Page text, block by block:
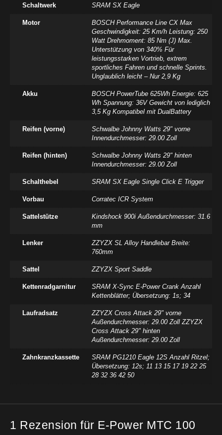
Schaltwerk SRAM SX Eagle
Motor
BOSCH Performance Line CX Max
Geschwindigkeit: 25 Km/h Leistung: 250
Watt Drehmoment: 85 Nm (J) Max.
Unterstützung von 340% Für
leistungsstarken Vortrieb, extrem
sportliches Fahren und schnelle Sprints.
Unglaublich leicht – Nur 2,9 Kg
Akku
BOSCH PowerTube 625Wh Energie: 625
Wh Spannung: 36V Gewicht von lediglich
3,5 Kg Kompatibel mit DualBattery
Reifen (vorne)
Schwalbe Johnny Watts 29" vorne
Innendurchmesser: 29.00 Zoll
Reifen (hinten)
Schwalbe Johnny Watts 29" hinten
Innendurchmesser: 29.00 Zoll
Schalthebel SRAM SX Eagle Single Click E Trigger
Vorbau Corratec ICR System
Sattelstütze
Kindshock 900i Außendurchmesser: 31.6
mm
Lenker
ZZYZX SL Alloy Handlebar Breite:
760mm
Sattel ZZYZX Sport Saddle
Kettenradgarnitur
SRAM X-Sync E-Power Crank Anzahl
Kettenblätter; Übersetzung: 1s; 34
Laufradsatz
ZZYZX Cross Attack 29" vorne
Außendurchmesser: 29.00 Zoll ZZYZX
Cross Attack 29" hinten
Außendurchmesser: 29.00 Zoll
Zahnkranzkassette
SRAM PG1210 Eagle 12S Anzahl Ritzel;
Übersetzung: 12s; 11 13 15 17 19 22 25
28 32 36 42 50
1 Rezension für E-Power MTC 100